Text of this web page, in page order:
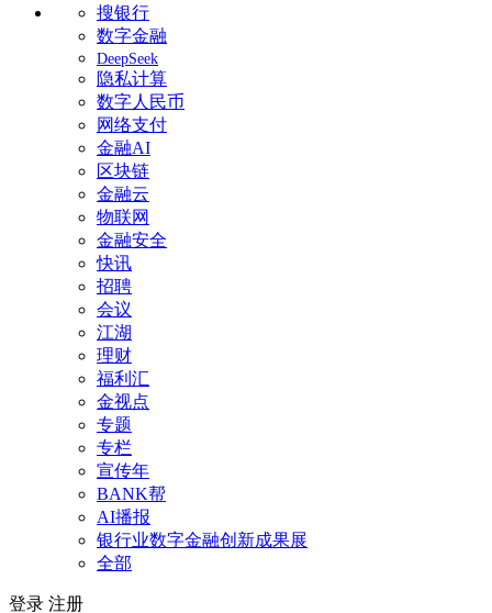
搜银行
数字金融
DeepSeek
隐私计算
数字人民币
网络支付
金融AI
区块链
金融云
物联网
金融安全
快讯
招聘
会议
江湖
理财
福利汇
金视点
专题
专栏
宣传年
BANK帮
AI播报
银行业数字金融创新成果展
全部
登录 注册